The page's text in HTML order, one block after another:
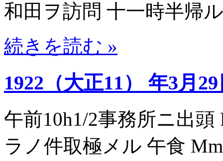
和田ヲ訪問 十一時半帰
続きを読む »
1922（大正11） 年3月
午前10h1/2事務所ニ出頭
ラノ件取極メル 午食